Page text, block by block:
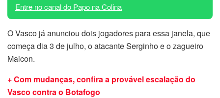
Entre no canal do Papo na Colina
O Vasco já anunciou dois jogadores para essa janela, que
começa dia 3 de julho, o atacante Serginho e o zagueiro
Maicon.
+ Com mudanças, confira a provável escalação do
Vasco contra o Botafogo